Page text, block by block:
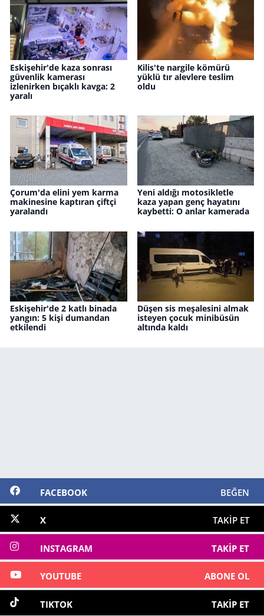
Eskişehir'de kaza sonrası
güvenlik kamerası
izlenirken bıçaklı kavga: 2
yaralı
Kilis'te nargile kömürü
yüklü tır alevlere teslim
oldu
Çorum'da elini yem karma
makinesine kaptıran çiftçi
yaralandı
Yeni aldığı motosikletle
kaza yapan genç hayatını
kaybetti: O anlar kamerada
Eskişehir'de 2 katlı binada
yangın: 5 kişi dumandan
etkilendi
Düşen sis meşalesini almak
isteyen çocuk minibüsün
altında kaldı
FACEBOOK BEĞEN
X TAKIP ET
INSTAGRAM TAKIP ET
YOUTUBE ABONE OL
TIKTOK TAKIP ET